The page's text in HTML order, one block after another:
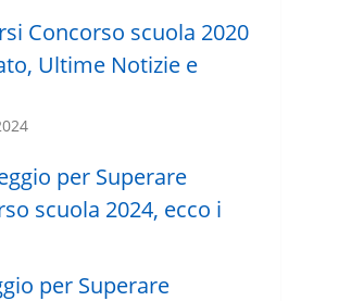
Concorso scuola 2020
Ultime Notizie e
per Superare